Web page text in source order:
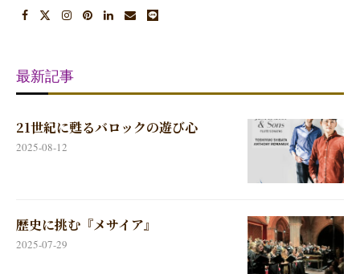
最新記事
21世紀に甦るバロックの遊び心
2025-08-12
歴史に挑む『メサイア』
2025-07-29